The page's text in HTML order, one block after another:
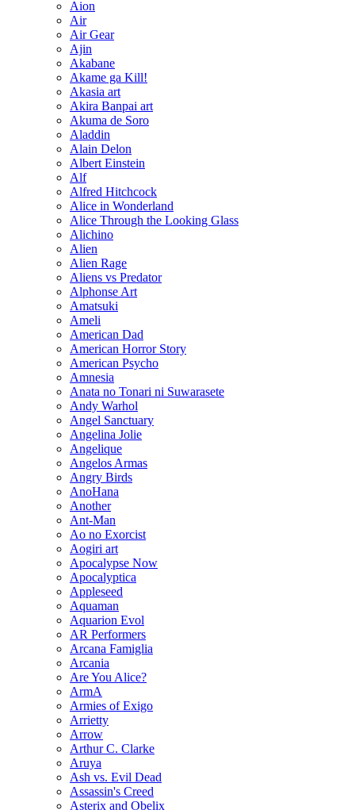
Aion
Air
Air Gear
Ajin
Akabane
Akame ga Kill!
Akasia art
Akira Banpai art
Akuma de Soro
Aladdin
Alain Delon
Albert Einstein
Alf
Alfred Hitchcock
Alice in Wonderland
Alice Through the Looking Glass
Alichino
Alien
Alien Rage
Aliens vs Predator
Alphonse Art
Amatsuki
Ameli
American Dad
American Horror Story
American Psycho
Amnesia
Anata no Tonari ni Suwarasete
Andy Warhol
Angel Sanctuary
Angelina Jolie
Angelique
Angelos Armas
Angry Birds
AnoHana
Another
Ant-Man
Ao no Exorcist
Aogiri art
Apocalypse Now
Apocalyptica
Appleseed
Aquaman
Aquarion Evol
AR Performers
Arcana Famiglia
Arcania
Are You Alice?
ArmA
Armies of Exigo
Arrietty
Arrow
Arthur C. Clarke
Aruya
Ash vs. Evil Dead
Assassin's Creed
Asterix and Obelix